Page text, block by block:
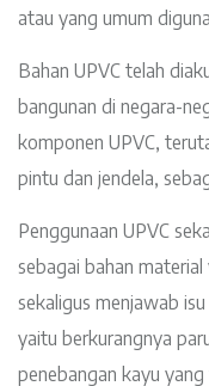
atau yang umum
Bahan UPVC telah
bangunan di negara-
komponen UPVC,
pintu dan jendela,
Penggunaan UPVC
sebagai bahan
sekaligus menjawab
yaitu berkurangnya
penebangan kayu